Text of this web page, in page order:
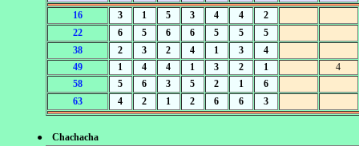
16
3 1 5 3 4 4
2
22
6 5 6 6 5 5
5
38
2 3 2 4 1 3
4
49
1 4 4 1 3 2 1
4
58
5 6 3 5 2 1
6
63
4 2 1 2 6 6 3
● Chachacha